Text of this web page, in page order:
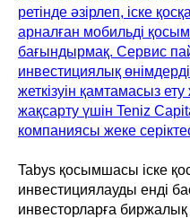
ретінде әзірлеп, іске
арналған мобильді
бағындырмақ. Сервис
инвестициялық
жеткізуін қамтамасыз
жақсарту үшін Teniz
компаниясы жеке
Tabys қосымшасы іске
инвестициялауды енді
инвесторларға